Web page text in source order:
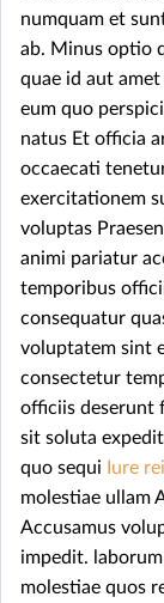
numquam et
ab. Minus optio
quae id aut
eum quo
natus Et officia
occaecati
exercitationem
voluptas
animi pariatur
temporibus
consequatur
voluptatem sint
consectetur
officiis deserunt
sit soluta
quo sequi Iure
molestiae ullam
Accusamus
impedit.
molestiae quos